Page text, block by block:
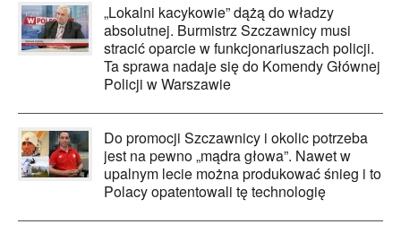
„Lokalni kacykowie” dążą do władzy
absolutnej. Burmistrz Szczawnicy musi
stracić oparcie w funkcjonariuszach policji.
Ta sprawa nadaje się do Komendy Głównej
Policji w Warszawie
Do promocji Szczawnicy i okolic potrzeba
jest na pewno „mądra głowa”. Nawet w
upalnym lecie można produkować śnieg i to
Polacy opatentowali tę technologię